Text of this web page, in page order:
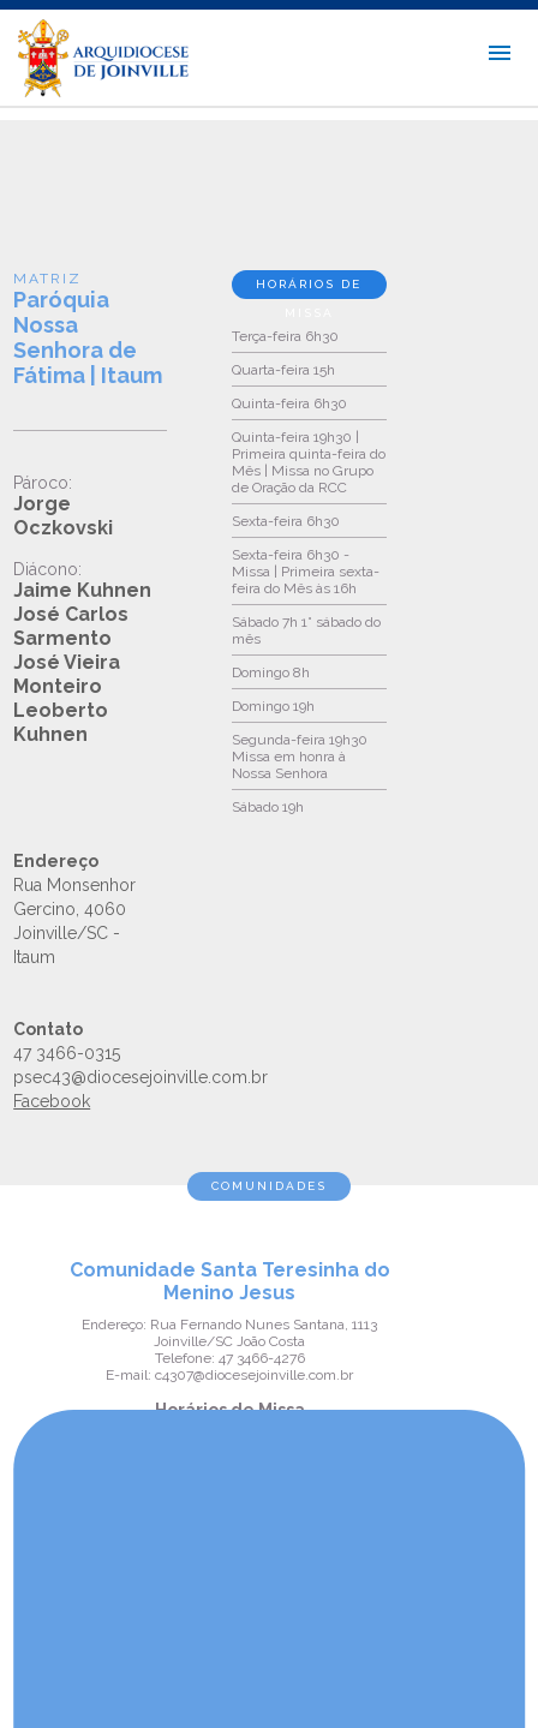
MATRIZ
Paróquia
Nossa
Senhora de
Fátima | Itaum
Pároco:
Jorge
Oczkovski
Diácono:
Jaime Kuhnen
José Carlos
Sarmento
José Vieira
Monteiro
Leoberto
Kuhnen
HORÁRIOS DE
Terça-feira 6h30
Quarta-feira 15h
Quinta-feira 6h30
Quinta-feira 19h30 |
Primeira quinta-feira do
Mês | Missa no Grupo
de Oração da RCC
Sexta-feira 6h30
Sexta-feira 6h30 -
Missa | Primeira sexta-
feira do Mês às 16h
Sábado7h 1° sábado do
mês
Domingo8h
Domingo19h
Segunda-feira 19h30
Missa em honra à
Nossa Senhora
Sábado19h
Endereço
Rua Monsenhor
Gercino, 4060
Joinville/SC -
Itaum
Contato
47 3466-0315
psec43@diocesejoinville.com.br
Facebook
COMUNIDADES
Comunidade Santa Teresinha do
Menino Jesus
Endereço: Rua Fernando Nunes Santana, 1113
Joinville/SC João Costa
Telefone: 47 3466-4276
E-mail: c4307@diocesejoinville.com.br
Horários de Missa